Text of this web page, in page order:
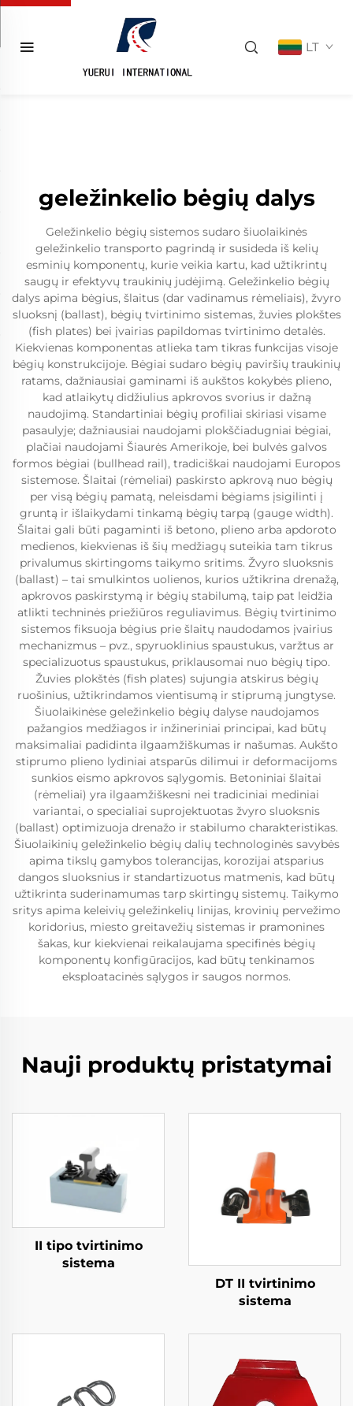
LT
geležinkelio bėgių dalys
Geležinkelio bėgių sistemos sudaro šiuolaikinės
geležinkelio transporto pagrindą ir susideda iš kelių
esminių komponentų, kurie veikia kartu, kad užtikrintų
saugų ir efektyvų traukinių judėjimą. Geležinkelio bėgių
dalys apima bėgius, šlaitus (dar vadinamus rėmeliais), žvyro
sluoksnį (ballast), bėgių tvirtinimo sistemas, žuvies plokštes
(fish plates) bei įvairias papildomas tvirtinimo detalės.
Kiekvienas komponentas atlieka tam tikras funkcijas visoje
bėgių konstrukcijoje. Bėgiai sudaro bėgių paviršių traukinių
ratams, dažniausiai gaminami iš aukštos kokybės plieno,
kad atlaikytų didžiulius apkrovos svorius ir dažną
naudojimą. Standartiniai bėgių profiliai skiriasi visame
pasaulyje; dažniausiai naudojami plokščiadugniai bėgiai,
plačiai naudojami Šiaurės Amerikoje, bei bulvės galvos
formos bėgiai (bullhead rail), tradiciškai naudojami Europos
sistemose. Šlaitai (rėmeliai) paskirsto apkrovą nuo bėgių
per visą bėgių pamatą, neleisdami bėgiams įsigilinti į
gruntą ir išlaikydami tinkamą bėgių tarpą (gauge width).
Šlaitai gali būti pagaminti iš betono, plieno arba apdoroto
medienos, kiekvienas iš šių medžiagų suteikia tam tikrus
privalumus skirtingoms taikymo sritims. Žvyro sluoksnis
(ballast) – tai smulkintos uolienos, kurios užtikrina drenažą,
apkrovos paskirstymą ir bėgių stabilumą, taip pat leidžia
atlikti techninės priežiūros reguliavimus. Bėgių tvirtinimo
sistemos fiksuoja bėgius prie šlaitų naudodamos įvairius
mechanizmus – pvz., spyruoklinius spaustukus, varžtus ar
specializuotus spaustukus, priklausomai nuo bėgių tipo.
Žuvies plokštės (fish plates) sujungia atskirus bėgių
ruošinius, užtikrindamos vientisumą ir stiprumą jungtyse.
Šiuolaikinėse geležinkelio bėgių dalyse naudojamos
pažangios medžiagos ir inžineriniai principai, kad būtų
maksimaliai padidinta ilgaamžiškumas ir našumas. Aukšto
stiprumo plieno lydiniai atsparūs dilimui ir deformacijoms
sunkios eismo apkrovos sąlygomis. Betoniniai šlaitai
(rėmeliai) yra ilgaamžiškesni nei tradiciniai mediniai
variantai, o specialiai suprojektuotas žvyro sluoksnis
(ballast) optimizuoja drenažo ir stabilumo charakteristikas.
Šiuolaikinių geležinkelio bėgių dalių technologinės savybės
apima tikslų gamybos tolerancijas, korozijai atsparius
dangos sluoksnius ir standartizuotus matmenis, kad būtų
užtikrinta suderinamumas tarp skirtingų sistemų. Taikymo
sritys apima keleivių geležinkelių linijas, krovinių pervežimo
koridorius, miesto greitavežių sistemas ir pramonines
šakas, kur kiekvienai reikalaujama specifinės bėgių
komponentų konfigūracijos, kad būtų tenkinamos
eksploatacinės sąlygos ir saugos normos.
Nauji produktų pristatymai
II tipo tvirtinimo
sistema
DT II tvirtinimo
sistema